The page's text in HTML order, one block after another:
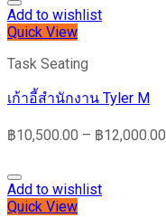
Add to wishlist
Quick View
Task Seating
เก้าอี้สำนักงาน Tyler M
฿10,500.00 – ฿12,000.00
Add to wishlist
Quick View